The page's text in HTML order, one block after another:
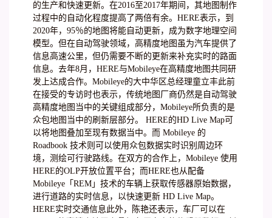
的生产和快速更新。在2016至2017年期间，其地图制作
过程中的自动化程度提高了两倍有余。HERE表示，到
2020年，95％的地图将能自动更新，成为数字地理空间
模型。但在自动驾驶领域，高精度地图虽为汽车提供了
信息高速公里，但仍需要不断的更新来补充实时的路面
信息。去年8月，HERE与Mobileye在高精度地图共同研
发上达成合作。Mobileye的大中华区总经理童立丰此前
在接受的专访时也表示，传统地图厂商仍然是自动驾驶
高精度地图当中的关键组成部分，Mobileye所负责的是
众包地图当中的刷新层部分。 HERE的HD Live Map可
以将地图叠加至现有数据当中。而 Mobileye 的
Roadbook 技术则可以使用众包数据实时识别周边环
境，测绘可行驶路线。在双方的合作上，Mobileye 使用
HERE的OLP开放位置平台；而HERE也从配备
Mobileye「REM」技术的车辆上获取传感器原始数据，
进行道路的实时信息，以快速更新 HD Live Map。
HERE实时交通信息此外，陈艳还表示，车厂可以在